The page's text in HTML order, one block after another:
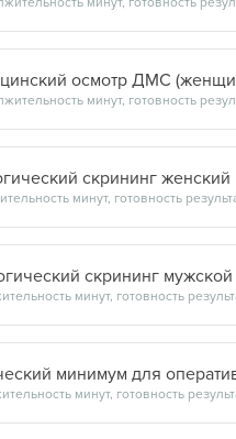
осмотр ДМС
скрининг женский
скрининг мужской
минимум для